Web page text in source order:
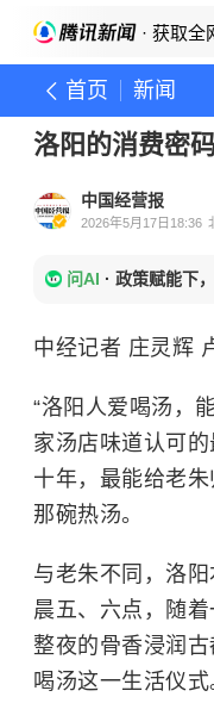
· 获取全
首页 新闻
洛阳的消费密
中国经营报
2026年5月17日18:36
问AI · 政策赋能下
中经记者 庄灵辉
“洛阳人爱喝汤，
家汤店味道认可
十年，最能给老
那碗热汤。
与老朱不同，洛
晨五、六点，随
整夜的骨香浸润
喝汤这一生活仪式